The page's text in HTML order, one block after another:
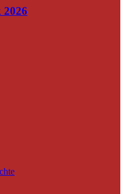
2026